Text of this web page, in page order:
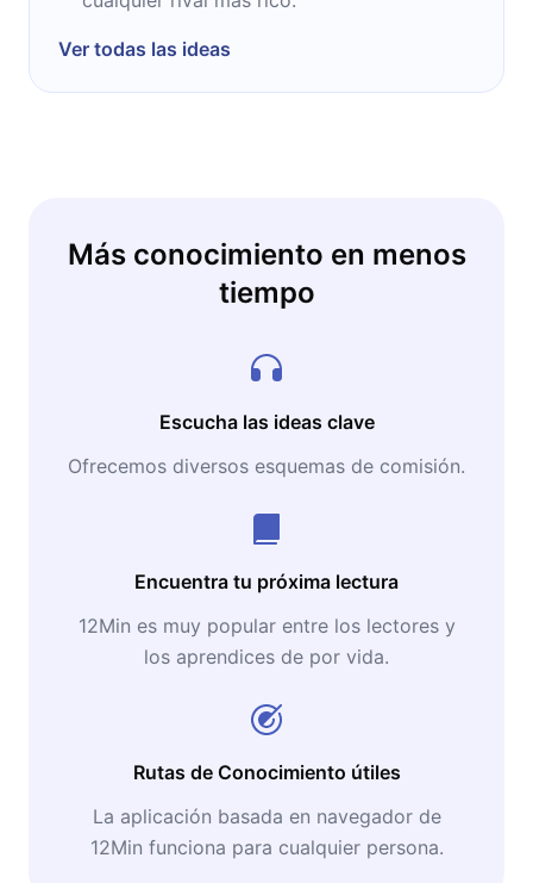
Ver todas las ideas
Más conocimiento en menos
tiempo
Escucha las ideas clave
Ofrecemos diversos esquemas de comisión.
Encuentra tu próxima lectura
12Min es muy popular entre los lectores y
los aprendices de por vida.
Rutas de Conocimiento útiles
La aplicación basada en navegador de
12Min funciona para cualquier persona.